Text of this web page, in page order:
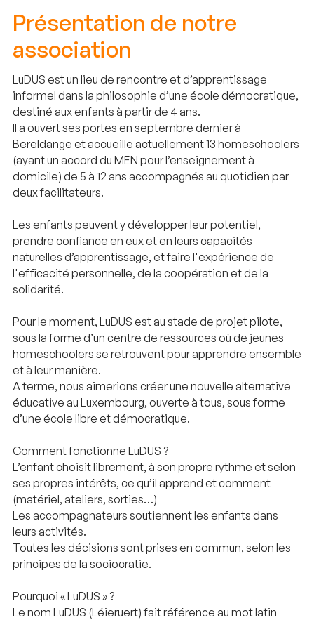
Présentation de notre
association
LuDUS est un lieu de rencontre et d’apprentissage
informel dans la philosophie d’une école démocratique,
destiné aux enfants à partir de 4 ans.
Il a ouvert ses portes en septembre dernier à
Bereldange et accueille actuellement 13 homeschoolers
(ayant un accord du MEN pour l’enseignement à
domicile) de 5 à 12 ans accompagnés au quotidien par
deux facilitateurs.
Les enfants peuvent y développer leur potentiel,
prendre confiance en eux et en leurs capacités
naturelles d’apprentissage, et faire l'expérience de
l'efficacité personnelle, de la coopération et de la
solidarité.
Pour le moment, LuDUS est au stade de projet pilote,
sous la forme d’un centre de ressources où de jeunes
homeschoolers se retrouvent pour apprendre ensemble
et à leur manière.
A terme, nous aimerions créer une nouvelle alternative
éducative au Luxembourg, ouverte à tous, sous forme
d’une école libre et démocratique.
Comment fonctionne LuDUS ?
L’enfant choisit librement, à son propre rythme et selon
ses propres intérêts, ce qu’il apprend et comment
(matériel, ateliers, sorties…)
Les accompagnateurs soutiennent les enfants dans
leurs activités.
Toutes les décisions sont prises en commun, selon les
principes de la sociocratie.
Pourquoi « LuDUS » ?
Le nom LuDUS (Léieruert) fait référence au mot latin